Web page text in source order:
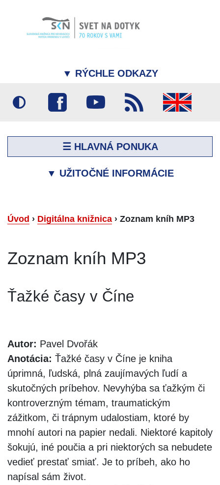
▼ RÝCHLE ODKAZY
☰ HLAVNÁ PONUKA
▼ UŽITOČNÉ INFORMÁCIE
Úvod › Digitálna knižnica › Zoznam kníh MP3
Zoznam kníh MP3
Ťažké časy v Číne
Autor: Pavel Dvořák
Anotácia: Ťažké časy v Číne je kniha
úprimná, ľudská, plná zaujímavých ľudí a
skutočných príbehov. Nevyhýba sa ťažkým či
kontroverzným témam, traumatickým
zážitkom, či trápnym udalostiam, ktoré by
mnohí autori na papier nedali. Niektoré kapitoly
šokujú, iné poučia a pri niektorých sa nebudete
vedieť prestať smiať. Je to príbeh, ako ho
napísal sám život.